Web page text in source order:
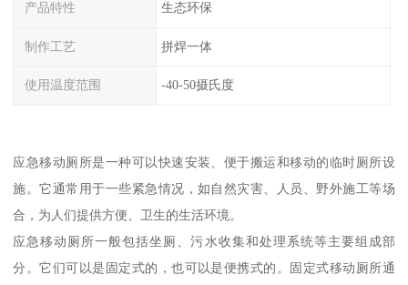
产品特性 生态环保
制作工艺 拼焊一体
使用温度范围 -40-50摄氏度
应急移动厕所是一种可以快速安装、便于搬运和移动的临时厕所设
施。它通常用于一些紧急情况，如自然灾害、人员、野外施工等场
合，为人们提供方便、卫生的生活环境。
应急移动厕所一般包括坐厕、污水收集和处理系统等主要组成部
分。它们可以是固定式的，也可以是便携式的。固定式移动厕所通